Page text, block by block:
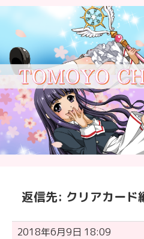
返信先: クリアカー
2018年6月9日 18:09